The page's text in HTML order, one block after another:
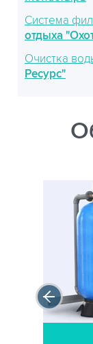
Система
отдыха
Очистка
Ресурс"